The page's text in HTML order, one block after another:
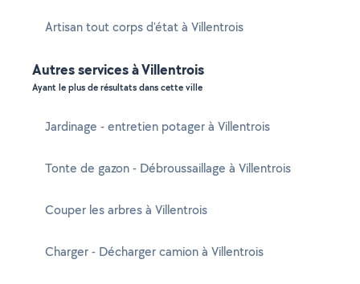
Artisan tout corps d'état à Villentrois
Autres services à Villentrois
Ayant le plus de résultats dans cette ville
Jardinage - entretien potager à Villentrois
Tonte de gazon - Débroussaillage à Villentrois
Couper les arbres à Villentrois
Charger - Décharger camion à Villentrois